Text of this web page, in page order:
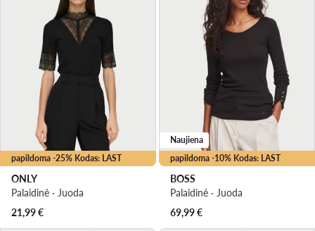
papildoma -25% Kodas: LAST
ONLY
Palaidinė · Juoda
21,99€
papildoma -10% Kodas: LAST
Naujiena
BOSS
Palaidinė · Juoda
69,99€